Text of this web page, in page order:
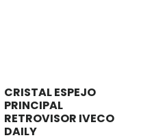
CRISTAL ESPEJO
PRINCIPAL
RETROVISOR IVECO
DAILY